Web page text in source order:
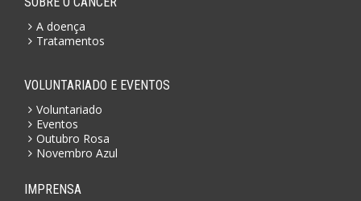
A doença
Tratamentos
VOLUNTARIADO E EVENTOS
Voluntariado
Eventos
Outubro Rosa
Novembro Azul
IMPRENSA